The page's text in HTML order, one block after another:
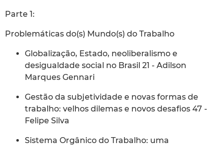
Parte 1:
Problemáticas do(s) Mundo(s) do Trabalho
Globalização, Estado, neoliberalismo e
desigualdade social no Brasil 21 - Adilson
Marques Gennari
Gestão da subjetividade e novas formas de
trabalho: velhos dilemas e novos desafios 47 -
Felipe Silva
Sistema Orgânico do Trabalho: uma